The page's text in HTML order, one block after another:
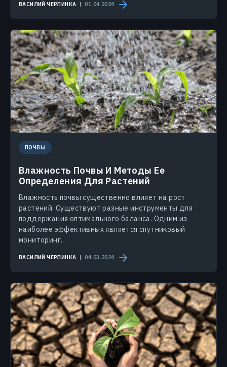
ВАСИЛИЙ ЧЕРЛИНКА 01.04.2024
ПОЧВЫ
Влажность Почвы И Методы Ее
Определения Для Растений
Влажность почвы существенно влияет на рост
растений. Существуют разные инструменты для
поддержания оптимального баланса. Одним из
наиболее эффективных является спутниковый
мониторинг.
ВАСИЛИЙ ЧЕРЛИНКА 04.03.2024